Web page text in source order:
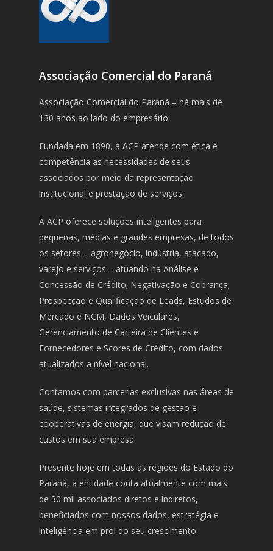
Associação Comercial do Paraná
Associação Comercial do Paraná – há mais de
130 anos ao lado do empresário
Fundada em 1890, a ACP atende com ética e
competência as necessidades de seus
associados por meio da representação
institucional e prestação de serviços.
A ACP oferece soluções inteligentes para
pequenas, médias e grandes empresas, de todos
os setores – agronegócio, indústria, atacado,
varejo e serviços – atuando na Análise e
Concessão de Crédito; Negativação e Cobrança;
Prospecção e Qualificação de Leads, Estudos de
Mercado e NCM, Dados Veiculares,
Gerenciamento de Carteira de Clientes e
Fornecedores e Scores de Crédito, com dados
atualizados a nível nacional.
Contamos com parcerias exclusivas nas áreas de
saúde, sistemas integrados de gestão e
cooperativas de energia, que visam redução de
custos em sua empresa.
Presente hoje em todas as regiões do Estado do
Paraná, a entidade conta atualmente com mais
de 30 mil associados diretos e indiretos,
beneficiados com nossos dados, estratégia e
inteligência em prol do seu crescimento.